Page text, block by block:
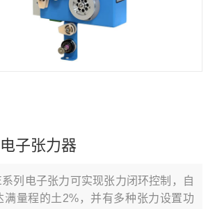
子张力器
系列电子张力可实现张力闭环控制，自
满量程的土2%，并有多种张力设置功